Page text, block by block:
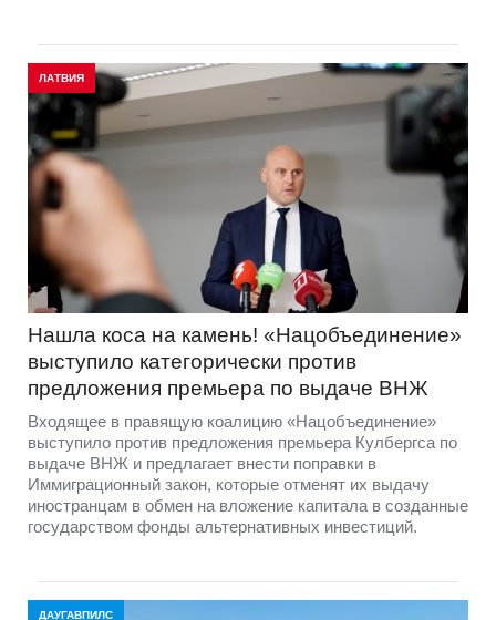
ЛАТВИЯ
Нашла коса на камень! «Нацобъединение»
выступило категорически против
предложения премьера по выдаче ВНЖ
Входящее в правящую коалицию «Нацобъединение»
выступило против предложения премьера Кулбергса по
выдаче ВНЖ и предлагает внести поправки в
Иммиграционный закон, которые отменят их выдачу
иностранцам в обмен на вложение капитала в созданные
государством фонды альтернативных инвестиций.
ДАУГАВПИЛС